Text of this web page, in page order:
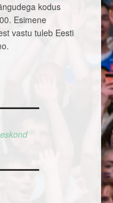
kodus
Esimene
vastu tuleb Eesti